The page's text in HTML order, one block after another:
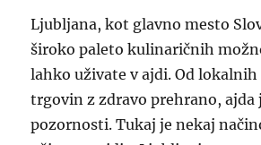
Ljubljana, kot glavno mesto
široko paleto kulinaričnih
lahko uživate v ajdi. Od
trgovin z zdravo prehrano, ajda
pozornosti. Tukaj je nekaj